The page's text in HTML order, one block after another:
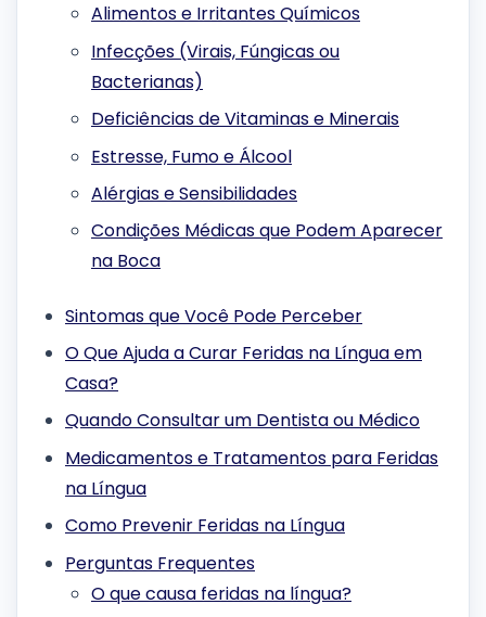
Alimentos e Irritantes Químicos
Infecções (Virais, Fúngicas ou
Bacterianas)
Deficiências de Vitaminas e Minerais
Estresse, Fumo e Álcool
Alérgias e Sensibilidades
Condições Médicas que Podem Aparecer
na Boca
Sintomas que Você Pode Perceber
O Que Ajuda a Curar Feridas na Língua em
Casa?
Quando Consultar um Dentista ou Médico
Medicamentos e Tratamentos para Feridas
na Língua
Como Prevenir Feridas na Língua
Perguntas Frequentes
O que causa feridas na língua?